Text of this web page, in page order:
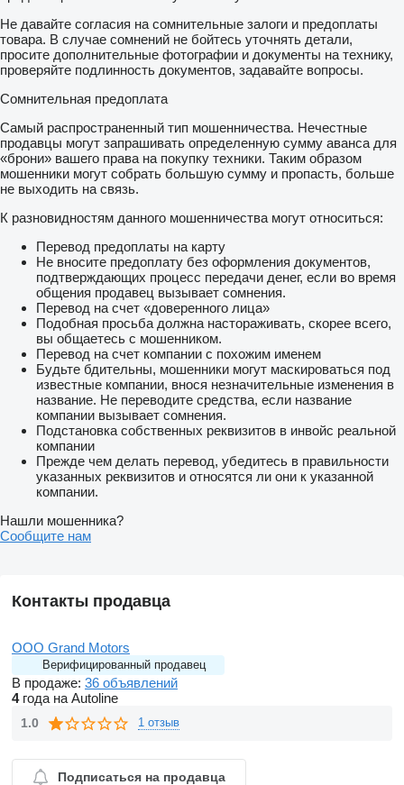
Не давайте согласия на сомнительные залоги и предоплаты
товара. В случае сомнений не бойтесь уточнять детали,
просите дополнительные фотографии и документы на технику,
проверяйте подлинность документов, задавайте вопросы.
Сомнительная предоплата
Самый распространенный тип мошенничества. Нечестные
продавцы могут запрашивать определенную сумму аванса для
«брони» вашего права на покупку техники. Таким образом
мошенники могут собрать большую сумму и пропасть, больше
не выходить на связь.
К разновидностям данного мошенничества могут относиться:
Перевод предоплаты на карту
Не вносите предоплату без оформления документов,
подтверждающих процесс передачи денег, если во время
общения продавец вызывает сомнения.
Перевод на счет «доверенного лица»
Подобная просьба должна настораживать, скорее всего,
вы общаетесь с мошенником.
Перевод на счет компании с похожим именем
Будьте бдительны, мошенники могут маскироваться под
известные компании, внося незначительные изменения в
название. Не переводите средства, если название
компании вызывает сомнения.
Подстановка собственных реквизитов в инвойс реальной
компании
Прежде чем делать перевод, убедитесь в правильности
указанных реквизитов и относятся ли они к указанной
компании.
Нашли мошенника?
Сообщите нам
Контакты продавца
OOO Grand Motors
Верифицированный продавец
В продаже: 36 объявлений
4года на Autoline
1.0 1 отзыв
Подписаться на продавца